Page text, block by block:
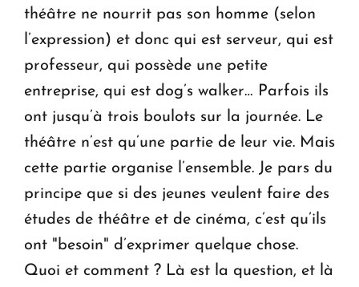
théâtre ne nourrit pas son homme (selon
l’expression) et donc qui est serveur, qui est
professeur, qui possède une petite
entreprise, qui est dog’s walker… Parfois ils
ont jusqu’à trois boulots sur la journée. Le
théâtre n’est qu’une partie de leur vie. Mais
cette partie organise l’ensemble. Je pars du
principe que si des jeunes veulent faire des
études de théâtre et de cinéma, c’est qu’ils
ont "besoin" d’exprimer quelque chose.
Quoi et comment ? Là est la question, et là